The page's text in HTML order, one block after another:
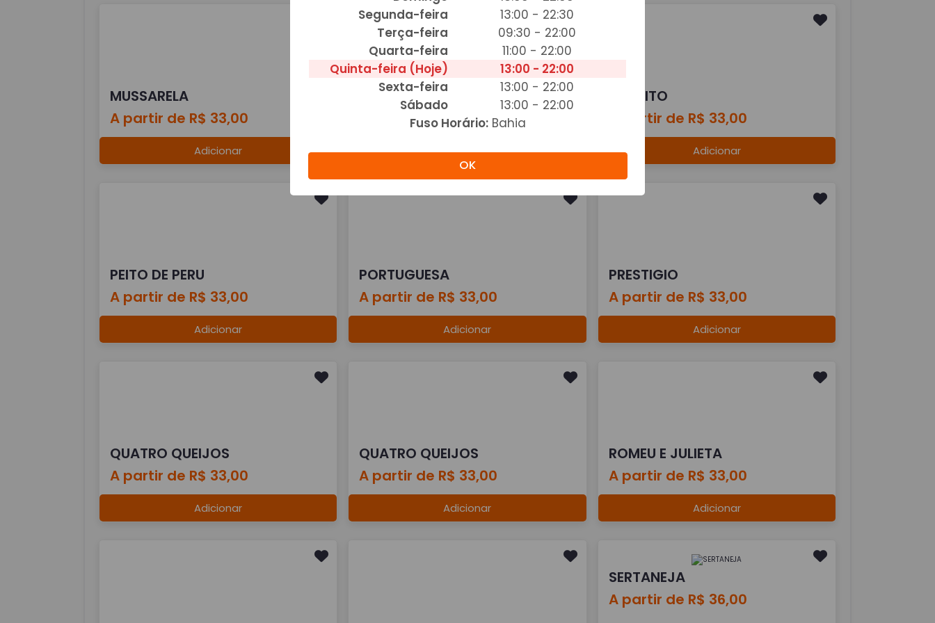
MUSSARELA
A partir de R$ 33,00
Adicionar
NAPOLITANO
A partir de R$ 33,00
Adicionar
PALMITO
A partir de R$ 33,00
Adicionar
PEITO DE PERU
A partir de R$ 33,00
Adicionar
PORTUGUESA
A partir de R$ 33,00
Adicionar
PRESTIGIO
A partir de R$ 33,00
Adicionar
QUATRO QUEIJOS
A partir de R$ 33,00
Adicionar
QUATRO QUEIJOS
A partir de R$ 33,00
Adicionar
ROMEU E JULIETA
A partir de R$ 33,00
Adicionar
SERTANEJA
A partir de R$ 36,00
Segunda-feira
13:00 - 22:30
Terça-feira
09:30 - 22:00
Quarta-feira
11:00 - 22:00
Quinta-feira (Hoje)
13:00 - 22:00
Sexta-feira
13:00 - 22:00
Sábado
13:00 - 22:00
Fuso Horário:Bahia
OK